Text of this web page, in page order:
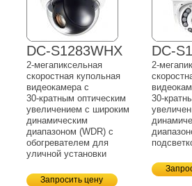
DC-S1283WHX
2-мегапиксельная
скоростная купольная
видеокамера с
30-кратным оптическим
увеличением с широким
динамическим
диапазоном (WDR) с
обогревателем для
уличной установки
Запросить цену
DC-
2-
30-